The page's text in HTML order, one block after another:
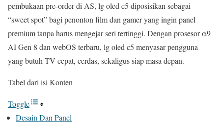
pembukaan pre-order di AS, lg oled c5 diposisikan sebagai
“sweet spot” bagi penonton film dan gamer yang ingin panel
premium tanpa harus mengejar seri tertinggi. Dengan prosesor α9
AI Gen 8 dan webOS terbaru, lg oled c5 menyasar pengguna
yang butuh TV cepat, cerdas, sekaligus siap masa depan.
Tabel dari isi Konten
Toggle
Desain Dan Panel